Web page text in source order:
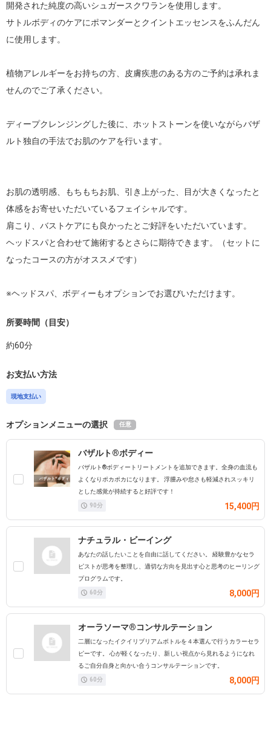
開発された純度の高いシュガースクワランを使用します。
サトルボディのケアにポマンダーとクイントエッセンスをふんだん
に使用します。
植物アレルギーをお持ちの方、皮膚疾患のある方のご予約は承れま
せんのでご了承ください。
ディープクレンジングした後に、ホットストーンを使いながらバザ
ルト独自の手法でお肌のケアを行います。
お肌の透明感、もちもちお肌、引き上がった、目が大きくなったと
体感をお寄せいただいているフェイシャルです。
肩こり、バストケアにも良かったとご好評をいただいています。
ヘッドスパと合わせて施術するとさらに期待できます。（セットに
なったコースの方がオススメです）
※ヘッドスパ、ボディーもオプションでお選びいただけます。
所要時間（目安）
約60分
お支払い方法
現地支払い
オプションメニューの選択 任意
バザルト®ボディー
バザルト®ボディートリートメントを追加できます。全身の血流も
よくなりポカポカになります。 浮腫みや怠さも軽減されスッキリ
とした感覚が持続すると好評です！
90分 15,400円
ナチュラル・ビーイング
あなたの話したいことを自由に話してください。 経験豊かなセラ
ピストが思考を整理し、適切な方向を見出す心と思考のヒーリング
プログラムです。
60分 8,000円
オーラソーマ®コンサルテーション
二層になったイクイリブリアムボトルを４本選んで行うカラーセラ
ピーです。 心が軽くなったり、新しい視点から見れるようになれ
るご自分自身と向かい合うコンサルテーションです。
60分 8,000円